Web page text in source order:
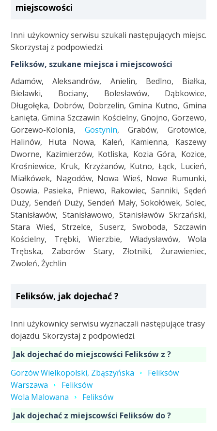
miejscowości
Inni użykownicy serwisu szukali następujących miejsc.
Skorzystaj z podpowiedzi.
Feliksów, szukane miejsca i miejscowości
Adamów, Aleksandrów, Anielin, Bedlno, Białka,
Bielawki, Bociany, Bolesławów, Dąbkowice,
Długołęka, Dobrów, Dobrzelin, Gmina Kutno, Gmina
Łanięta, Gmina Szczawin Kościelny, Gnojno, Gorzewo,
Gorzewo-Kolonia, Gostynin, Grabów, Grotowice,
Halinów, Huta Nowa, Kaleń, Kamienna, Kaszewy
Dworne, Kazimierzów, Kotliska, Kozia Góra, Kozice,
Krośniewice, Kruk, Krzyżanów, Kutno, Łąck, Lucień,
Miałkówek, Nagodów, Nowa Wieś, Nowe Rumunki,
Osowia, Pasieka, Pniewo, Rakowiec, Sanniki, Sędeń
Duży, Sendeń Duży, Sendeń Mały, Sokołówek, Solec,
Stanisławów, Stanisławowo, Stanisławów Skrzański,
Stara Wieś, Strzelce, Suserz, Swoboda, Szczawin
Kościelny, Trębki, Wierzbie, Władysławów, Wola
Trębska, Zaborów Stary, Złotniki, Żurawieniec,
Zwoleń, Żychlin
Feliksów, jak dojechać ?
Inni użykownicy serwisu wyznaczali następujące trasy
dojazdu. Skorzystaj z podpowiedzi.
Jak dojechać do miejscowści Feliksów z ?
Gorzów Wielkopolski, Zbąszyńska
Feliksów
Warszawa
Feliksów
Wola Malowana
Feliksów
Jak dojechać z miejscowści Feliksów do ?